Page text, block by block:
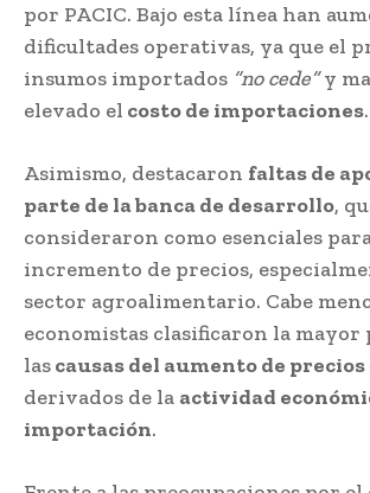
por PACIC. Bajo esta línea han
dificultades operativas, ya que el
insumos importados “no cede”y
elevado el costo de importaciones.
Asimismo, destacaron faltas de
parte de la banca de desarrollo,
consideraron como esenciales
incremento de precios,
sector agroalimentario. Cabe
economistas clasificaron la mayor
lascausas del aumento de precios
derivados de la actividad
importación.